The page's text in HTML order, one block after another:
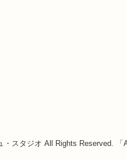
・スタジオ All Rights Reserved.